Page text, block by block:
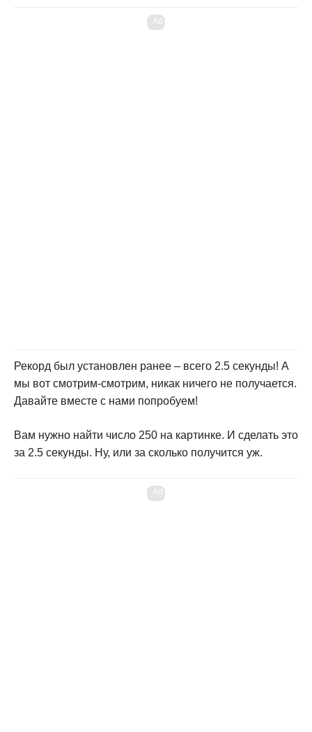
Ad
Рекорд был установлен ранее – всего 2.5 секунды! А
мы вот смотрим-смотрим, никак ничего не получается.
Давайте вместе с нами попробуем!
Вам нужно найти число 250 на картинке. И сделать это
за 2.5 секунды. Ну, или за сколько получится уж.
Ad